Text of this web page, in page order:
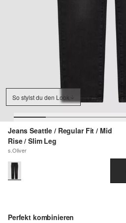
So stylst du den Look
Jeans Seattle / Regular Fit / Mid
Rise / Slim Leg
s.Oliver
Perfekt kombinieren